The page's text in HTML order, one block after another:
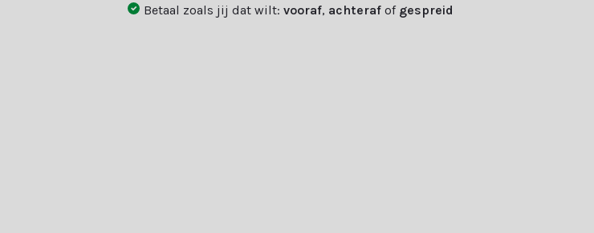
Betaal zoals jij dat wilt:vooraf, achteraf of gespreid